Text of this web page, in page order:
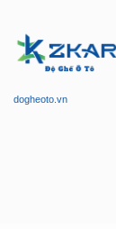
dogheoto.vn